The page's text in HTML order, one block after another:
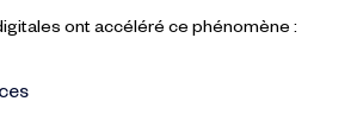
ont accéléré ce phénomène :